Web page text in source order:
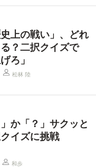
上の戦い」、どれ
？二択クイズで
ろ」
松林 陸
か「？」サクッと
イズに挑戦
和歩